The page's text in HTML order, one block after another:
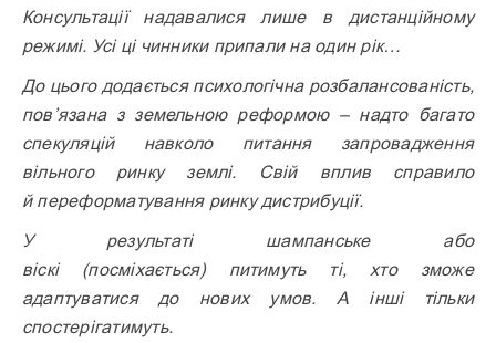
Консультації надавалися лише в дистанційному
режимі. Усі ці чинники припали на один рік…
До цього додається психологічна розбалансованість,
пов’язана з земельною реформою – надто багато
спекуляцій навколо питання запровадження
вільного ринку землі. Свій вплив справило
й переформатування ринку дистрибуції.
У результаті шампанське або
віскі (посміхається)питимуть ті, хто зможе
адаптуватися до нових умов. А інші тільки
спостерігатимуть.